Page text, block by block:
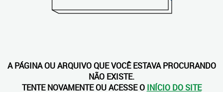
A PÁGINA OU ARQUIVO QUE VOCÊ ESTAVA PROCURANDO
NÃO EXISTE.
TENTE NOVAMENTE OU ACESSE O INÍCIO DO SITE